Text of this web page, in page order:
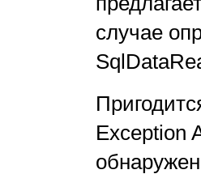
случае
Exception